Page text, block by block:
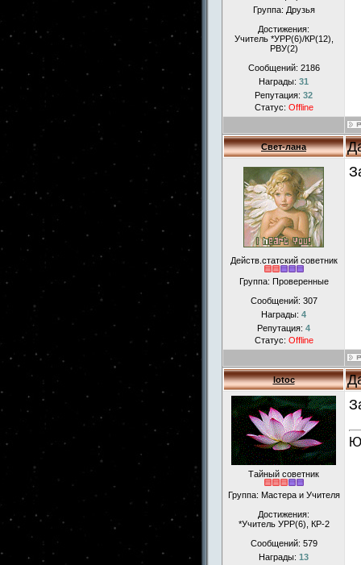
Группа: Друзья
Достижения:
Учитель *УРР(6)/КР(12),
РВУ(2)
Сообщений: 2186
Награды: 31
Репутация: 32
Статус: Offline
Свет-лана
Действ.статский советник
Группа: Проверенные
Сообщений: 307
Награды: 4
Репутация: 4
Статус: Offline
lotoc
Тайный советник
Группа: Мастера и Учителя
Достижения:
*Учитель УРР(6), КР-2
Сообщений: 579
Награды: 13